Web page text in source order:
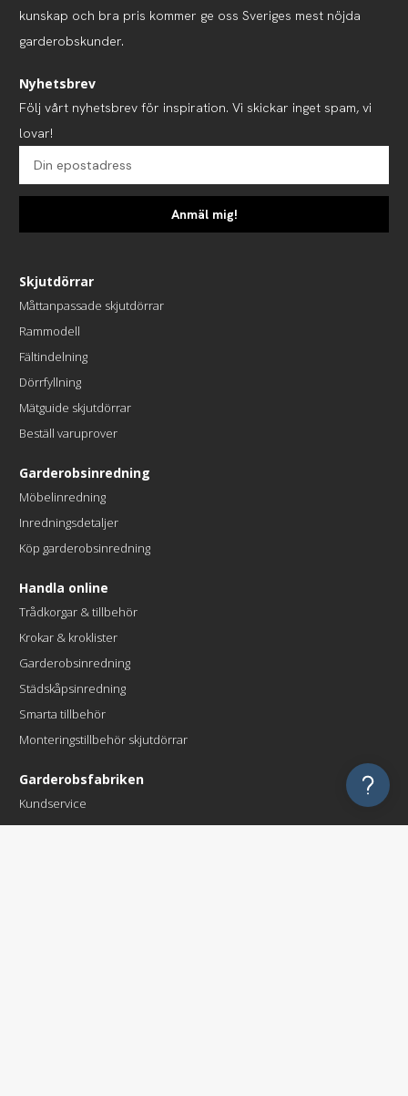
kunskap och bra pris kommer ge oss Sveriges mest nöjda
garderobskunder.
Nyhetsbrev
Följ vårt nyhetsbrev för inspiration. Vi skickar inget spam, vi
lovar!
Anmäl mig!
Skjutdörrar
Måttanpassade skjutdörrar
Rammodell
Fältindelning
Dörrfyllning
Mätguide skjutdörrar
Beställ varuprover
Garderobsinredning
Möbelinredning
Inredningsdetaljer
Köp garderobsinredning
Handla online
Trådkorgar & tillbehör
Krokar & kroklister
Garderobsinredning
Städskåpsinredning
Smarta tillbehör
Monteringstillbehör skjutdörrar
Garderobsfabriken
Kundservice
Montering